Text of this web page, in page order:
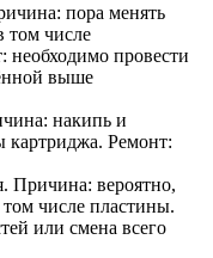
пора менять
том числе
необходимо провести
выше
накипь и
картриджа. Ремонт:
Причина: вероятно,
числе пластины.
или смена всего